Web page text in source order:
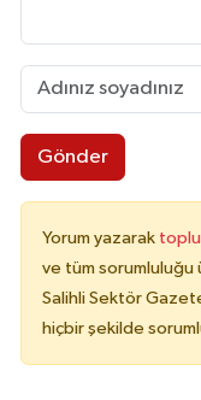
Gönder
Yorum yazarak
ve tüm sorumluluğu
Salihli Sektör
hiçbir şekilde